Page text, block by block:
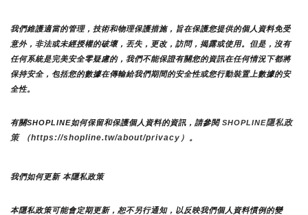
我們維護適當的管理，技術和物理保護措施，旨在保護您提供的個人資料免受
意外，非法或未經授權的破壞，丟失，更改，訪問，揭露或使用。但是，沒有
任何系統是完美安全零疑慮的，我們不能保證有關您的資訊在任何情況下都將
保持安全，包括您的數據在傳輸給我們期間的安全性或您行動裝置上數據的安
全性。
有關SHOPLINE如何保留和保護個人資料的資訊，請參閱 SHOPLINE隱私政
策 （https://shopline.tw/about/privacy）。
我們如何更新 本隱私政策
本隱私政策可能會定期更新，恕不另行通知，以反映我們個人資料慣例的變